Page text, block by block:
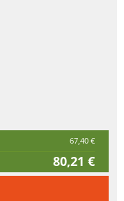
67,40 €
80,21 €